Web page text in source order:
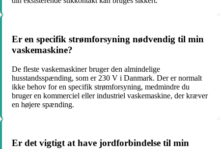
Er en specifik strømforsyning nødvendig til min
vaskemaskine?
De fleste vaskemaskiner bruger den almindelige
husstandsspænding, som er 230 V i Danmark. Der er normalt
ikke behov for en specifik strømforsyning, medmindre du
bruger en kommerciel eller industriel vaskemaskine, der kræver
en højere spænding.
Er det vigtigt at have jordforbindelse til min